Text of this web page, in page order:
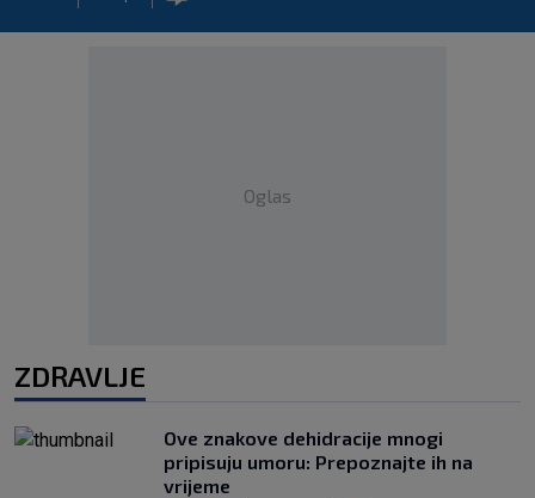
Oglas
ZDRAVLJE
Ove znakove dehidracije mnogi
pripisuju umoru: Prepoznajte ih na
vrijeme